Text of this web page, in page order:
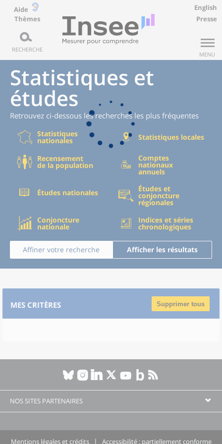
Aide
Thèmes
RECHERCHE
English
Presse
MENU
Statistiques et
études
Retrouvez ci-dessous les recherches les plus fréquentes
Statistiques
nationales Statistiques locales
Recensement
de la population
Comptes
nationaux
annuels
Études nationales Études et
conjoncture
régionales
Conjoncture
nationale
Indices et séries
chronologiques
Affiner votre recherche Afficher les résultats
MES CRITÈRES Supprimer tous
NOS SITES PARTENAIRES
Mentions légales et crédits Accessibilité : partiellement conforme